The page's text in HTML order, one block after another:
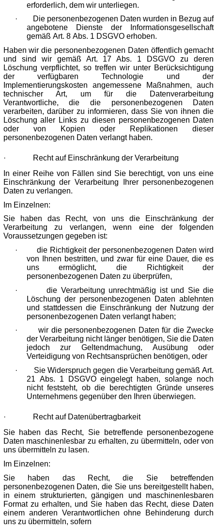
erforderlich, dem wir unterliegen.
·
Die personenbezogenen Daten wurden in Bezug auf
angebotene Dienste der Informationsgesellschaft
gemäß Art. 8 Abs. 1 DSGVO erhoben.
Haben wir die personenbezogenen Daten öffentlich gemacht
und sind wir gemäß Art. 17 Abs. 1 DSGVO zu deren
Löschung verpflichtet, so treffen wir unter Berücksichtigung
der verfügbaren Technologie und der
Implementierungskosten angemessene Maßnahmen, auch
technischer Art, um für die Datenverarbeitung
Verantwortliche, die die personenbezogenen Daten
verarbeiten, darüber zu informieren, dass Sie von ihnen die
Löschung aller Links zu diesen personenbezogenen Daten
oder von Kopien oder Replikationen dieser
personenbezogenen Daten verlangt haben.
·
Recht auf Einschränkung der Verarbeitung
In einer Reihe von Fällen sind Sie berechtigt, von uns eine
Einschränkung der Verarbeitung Ihrer personenbezogenen
Daten zu verlangen.
Im Einzelnen:
Sie haben das Recht, von uns die Einschränkung der
Verarbeitung zu verlangen, wenn eine der folgenden
Voraussetzungen gegeben ist:
·
die Richtigkeit der personenbezogenen Daten wird
von Ihnen bestritten, und zwar für eine Dauer, die es
uns ermöglicht, die Richtigkeit der
personenbezogenen Daten zu überprüfen,
·
die Verarbeitung unrechtmäßig ist und Sie die
Löschung der personenbezogenen Daten ablehnten
und stattdessen die Einschränkung der Nutzung der
personenbezogenen Daten verlangt haben;
·
wir die personenbezogenen Daten für die Zwecke
der Verarbeitung nicht länger benötigen, Sie die Daten
jedoch zur Geltendmachung, Ausübung oder
Verteidigung von Rechtsansprüchen benötigen, oder
·
Sie Widerspruch gegen die Verarbeitung gemäß Art.
21 Abs. 1 DSGVO eingelegt haben, solange noch
nicht feststeht, ob die berechtigten Gründe unseres
Unternehmens gegenüber den Ihren überwiegen.
·
Recht auf Datenübertragbarkeit
Sie haben das Recht, Sie betreffende personenbezogene
Daten maschinenlesbar zu erhalten, zu übermitteln, oder von
uns übermitteln zu lasen.
Im Einzelnen:
Sie haben das Recht, die Sie betreffenden
personenbezogenen Daten, die Sie uns bereitgestellt haben,
in einem strukturierten, gängigen und maschinenlesbaren
Format zu erhalten, und Sie haben das Recht, diese Daten
einem anderen Verantwortlichen ohne Behinderung durch
uns zu übermitteln, sofern